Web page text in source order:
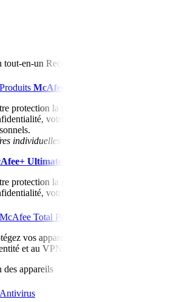
tout-en-un Recommandé
Produits McAfee
protection la plus complète pour votre
votre identité et tous vos appareils
individuelles et familiales
+ Ultimate
protection la plus complète pour votre
votre identité et vos appareils.
McAfee Total Protection
vos appareils grâce à la surveillance de
et au VPN.
des appareils
Antivirus